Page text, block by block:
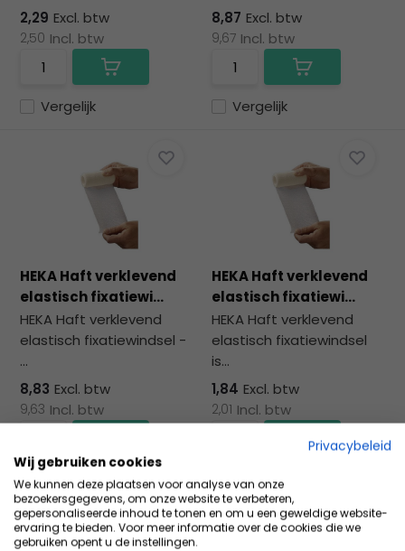
Vergelijk
2,29 Excl. btw
2,50 Incl. btw
Vergelijk
8,87 Excl. btw
9,67 Incl. btw
HEKA Haft verklevend
elastisch fixatiewi...
HEKA Haft verklevend
elastisch fixatiewindsel -
...
Vergelijk
8,83 Excl. btw
9,63 Incl. btw
HEKA Haft verklevend
elastisch fixatiewi...
HEKA Haft verklevend
elastisch fixatiewindsel
is...
Vergelijk
1,84 Excl. btw
2,01 Incl. btw
Privacybeleid
Wij gebruiken cookies
We kunnen deze plaatsen voor analyse van onze
bezoekersgegevens, om onze website te verbeteren,
gepersonaliseerde inhoud te tonen en om u een geweldige website-
ervaring te bieden. Voor meer informatie over de cookies die we
gebruiken opent u de instellingen.